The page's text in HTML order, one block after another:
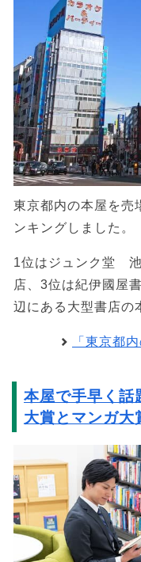
東京都内の本屋を売
ンキングしました。
1位はジュンク堂
店、3位は紀伊國屋
辺にある大型書店の
「東京都
本屋で手早く話
大賞とマンガ大